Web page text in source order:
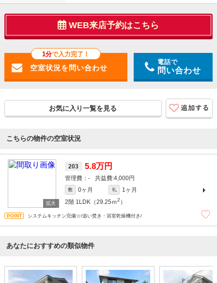
WEB来店予約はこちら
1分で入力完了！
電話で
問い合わせ
お気に入り一覧を見る
こちらの物件の空室状況
203 5.8万円
- 4,000円
敷 0ヶ月 礼
1ヶ月
2階 1LDK（29.25ｍ2 ）
システムキッチン完備☆/追い焚き・浴室乾燥機付き/
あなたにおすすめの類似物件